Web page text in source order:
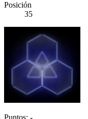
Posición
35